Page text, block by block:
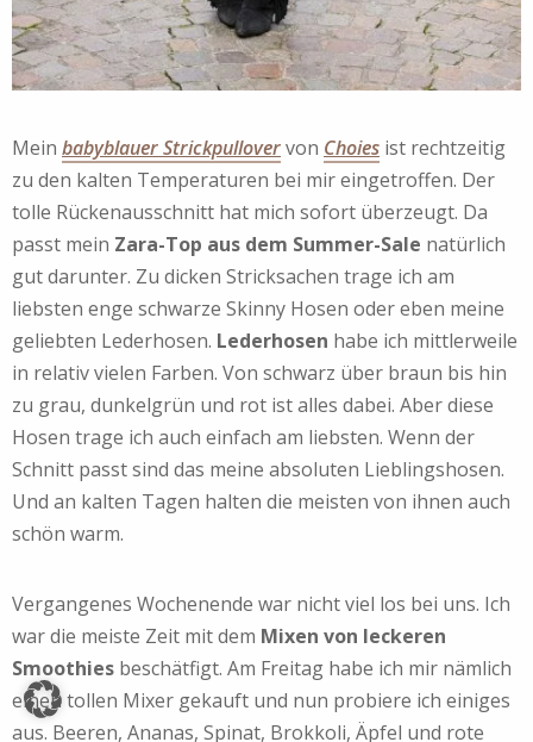
Mein babyblauer Strickpullovervon Choies ist rechtzeitig
zu den kalten Temperaturen bei mir eingetroffen. Der
tolle Rückenausschnitt hat mich sofort überzeugt. Da
passt mein Zara-Top aus dem Summer-Sale natürlich
gut darunter. Zu dicken Stricksachen trage ich am
liebsten enge schwarze Skinny Hosen oder eben meine
geliebten Lederhosen. Lederhosen habe ich mittlerweile
in relativ vielen Farben. Von schwarz über braun bis hin
zu grau, dunkelgrün und rot ist alles dabei. Aber diese
Hosen trage ich auch einfach am liebsten. Wenn der
Schnitt passt sind das meine absoluten Lieblingshosen.
Und an kalten Tagen halten die meisten von ihnen auch
schön warm.
Vergangenes Wochenende war nicht viel los bei uns. Ich
war die meiste Zeit mit dem Mixen von leckeren
Smoothies beschätfigt. Am Freitag habe ich mir nämlich
einen tollen Mixer gekauft und nun probiere ich einiges
aus. Beeren, Ananas, Spinat, Brokkoli, Äpfel und rote